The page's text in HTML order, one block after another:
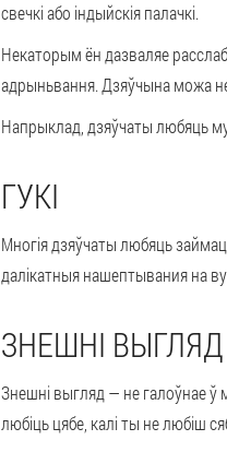
свечкі або індыйскія палачкі.
Некаторым ён дазваляе
адрыньвання. Дзяўчына можа не
Напрыклад, дзяўчаты любяць
ГУКІ
Многія дзяўчаты любяць
далікатныя нашептывания на
ЗНЕШНІ ВЫГЛЯД
Знешні выгляд — не галоўнае ў
любіць цябе, калі ты не любіш